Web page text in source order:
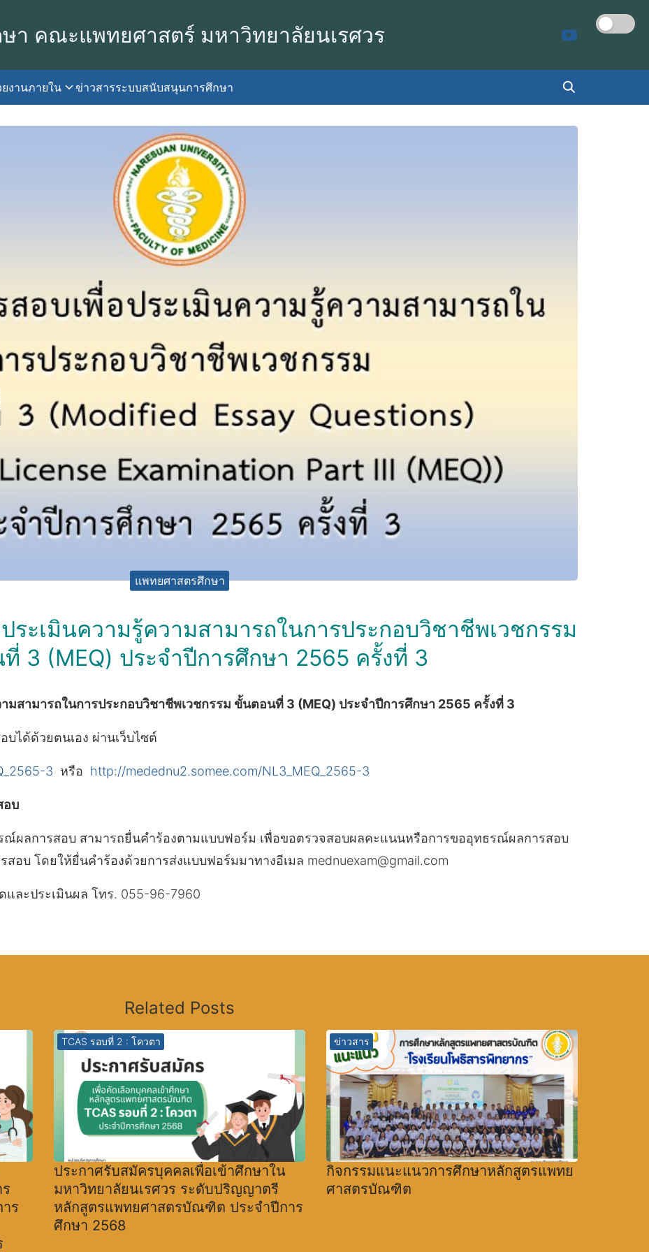
ษา คณะแพทยศาสตร์ มหาวิทยาลัยนเรศวร
งานภายใน ข่าวสารระบบสนับสนุนการศึกษา
for:
แพทยศาสตรศึกษา
ระเมินความรู้ความสามารถในการประกอบวิชาชีพเวชกรรม
3 (MEQ) ประจำปีการศึกษา 2565 ครั้งที่ 3
มสามารถในการประกอบวิชาชีพเวชกรรม ขั้นตอนที่ 3 (MEQ) ประจำปีการศึกษา 2565 ครั้งที่ 3
ได้ด้วยตนเอง ผ่านเว็บไซต์
3 หรือ http://medednu2.somee.com/NL3_MEQ_2565-3
อบ
ผลการสอบ สามารถยื่นคำร้องตามแบบฟอร์ม เพื่อขอตรวจสอบผลคะแนนหรือการขออุทธรณ์ผลการสอบ
อบ โดยให้ยื่นคำร้องด้วยการส่งแบบฟอร์มมาทางอีเมล mednuexam@gmail.com
และประเมินผล โทร. 055-96-7960
Related Posts
ร
TCAS รอบที่ 2 : โควตา
ประกาศรับสมัครบุคคลเพื่อเข้าศึกษาใน
มหาวิทยาลัยนเรศวร ระดับปริญญาตรี
หลักสูตรแพทยศาสตรบัณฑิต ประจำปีการ
ศึกษา 2568
ข่าวสาร
กิจกรรมแนะแนวการศึกษาหลักสูตรแพทย
ศาสตรบัณฑิต